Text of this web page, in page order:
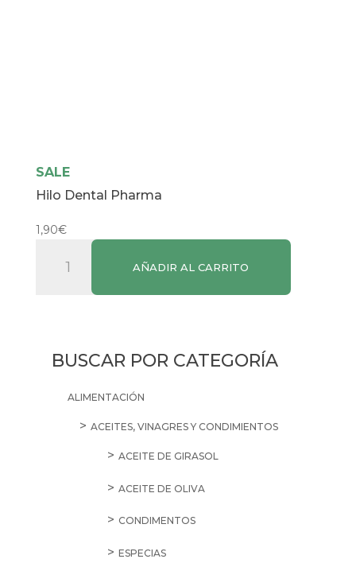
SALE
Hilo Dental Pharma
1,90€
Dental
AÑADIR AL CARRITO
BUSCAR POR CATEGORÍA
ALIMENTACIÓN
ACEITES, VINAGRES Y CONDIMIENTOS
ACEITE DE GIRASOL
ACEITE DE OLIVA
CONDIMENTOS
ESPECIAS